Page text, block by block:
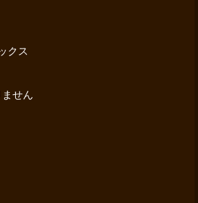
クス
せん